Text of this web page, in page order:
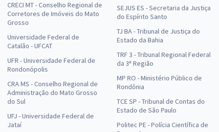
CRECI MT - Conselho Regional de
Corretores de Imóveis do Mato
Grosso
Universidade Federal de
Catalão - UFCAT
UFR - Universidade Federal de
Rondonópolis
CRA MS - Conselho Regional de
Administração do Mato Grosso
do Sul
UFJ - Universidade Federal de
Jataí
SEJUS ES - Secretaria da Justiça
do Espírito Santo
TJ BA - Tribunal de Justiça do
Estado da Bahia
TRF 3 - Tribunal Regional Federal
da 3ª Região
MP RO - Ministério Público de
Rondônia
TCE SP - Tribunal de Contas do
Estado de São Paulo
Politec PE - Polícia Científica de